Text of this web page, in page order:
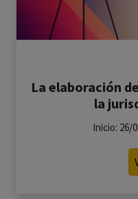
La elaboración
la
Inicio: 26/